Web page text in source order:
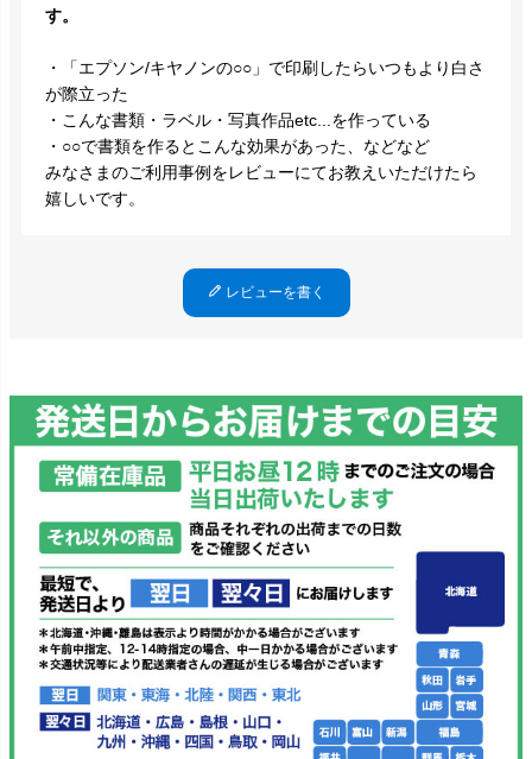
す。
・「エプソン/キヤノンの○○」で印刷したらいつもより白さ
が際立った
・こんな書類・ラベル・写真作品etc...を作っている
・○○で書類を作るとこんな効果があった、などなど
みなさまのご利用事例をレビューにてお教えいただけたら
嬉しいです。
レビューを書く